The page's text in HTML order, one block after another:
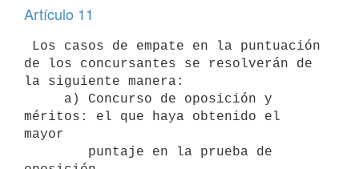
Artículo 11
de los concursantes se resolverán de
la siguiente manera:
méritos: el que haya obtenido el
mayor